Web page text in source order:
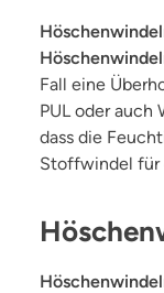
Fall eine
PUL oder
dass die
Stoffwindel für